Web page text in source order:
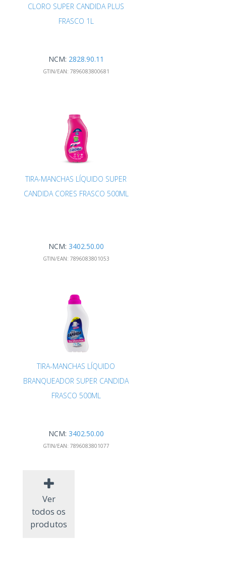
CLORO SUPER CANDIDA PLUS
FRASCO 1L
NCM: 2828.90.11
GTIN/EAN: 7896083800681
TIRA-MANCHAS LÍQUIDO SUPER
CANDIDA CORES FRASCO 500ML
NCM: 3402.50.00
GTIN/EAN: 7896083801053
TIRA-MANCHAS LÍQUIDO
BRANQUEADOR SUPER CANDIDA
FRASCO 500ML
NCM: 3402.50.00
GTIN/EAN: 7896083801077
Ver
todos os
produtos